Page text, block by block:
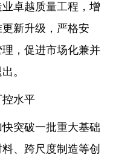
卓越质量工程，增
新升级，严格安
，促进市场化兼并
。
水平
突破一批重大基础
、跨尺度制造等创